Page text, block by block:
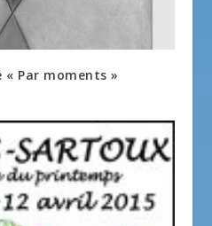
Par moments »